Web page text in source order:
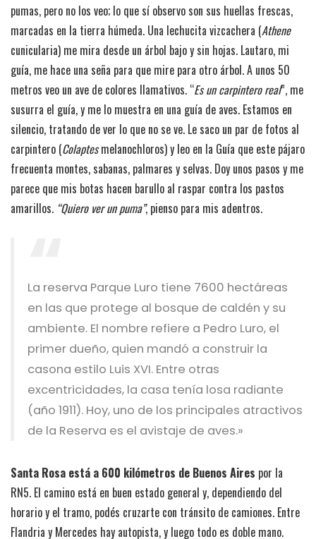
pumas, pero no los veo; lo que sí observo son sus huellas frescas,
marcadas en la tierra húmeda. Una lechucita vizcachera (Athene
cunicularia) me mira desde un árbol bajo y sin hojas. Lautaro, mi
guía, me hace una seña para que mire para otro árbol. A unos 50
metros veo un ave de colores llamativos. “Es un carpintero real”, me
susurra el guía, y me lo muestra en una guía de aves. Estamos en
silencio, tratando de ver lo que no se ve. Le saco un par de fotos al
carpintero (Colaptesmelanochloros) y leo en la Guía que este pájaro
frecuenta montes, sabanas, palmares y selvas. Doy unos pasos y me
parece que mis botas hacen barullo al raspar contra los pastos
amarillos. “Quiero ver un puma”, pienso para mis adentros.
La reserva Parque Luro tiene 7600 hectáreas
en las que protege al bosque de caldén y su
ambiente. El nombre refiere a Pedro Luro, el
primer dueño, quien mandó a construir la
casona estilo Luis XVI. Entre otras
excentricidades, la casa tenía losa radiante
(año 1911). Hoy, uno de los principales atractivos
de la Reserva es el avistaje de aves.»
Santa Rosa está a 600 kilómetros de Buenos Aires por la
RN5. El camino está en buen estado general y, dependiendo del
horario y el tramo, podés cruzarte con tránsito de camiones. Entre
Flandria y Mercedes hay autopista, y luego todo es doble mano.